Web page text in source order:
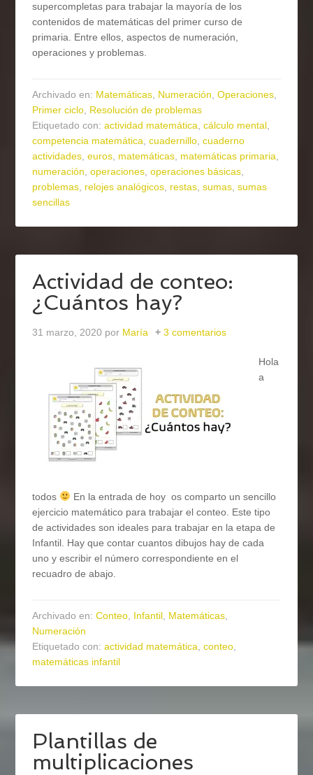
supercompletas para trabajar la mayoría de los
contenidos de matemáticas del primer curso de
primaria. Entre ellos, aspectos de numeración,
operaciones y problemas.
Archivado en: Matemáticas Numeración ,Operaciones
Primer ciclo Resolución de problemas
Etiquetado con:actividad matemática ,cálculo mental
competencia matemática ,cuadernillo ,cuaderno
actividades ,euros matemáticas matemáticas primaria
numeración ,operaciones ,operaciones básicas
problemas relojes analógicos restas ,sumas ,sumas
sencillas
Actividad de conteo:
¿Cuántos hay?
31 marzo, 2020 por María 3 comentarios
Hola
a
todos
En la entrada de hoy os comparto un sencillo
ejercicio matemático para trabajar el conteo. Este tipo
de actividades son ideales para trabajar en la etapa de
Infantil. Hay que contar cuantos dibujos hay de cada
uno y escribir el número correspondiente en el
recuadro de abajo.
Archivado en:Conteo Infantil Matemáticas
Numeración
Etiquetado con:actividad matemática ,conteo
matemáticas infantil
Plantillas de
multiplicaciones